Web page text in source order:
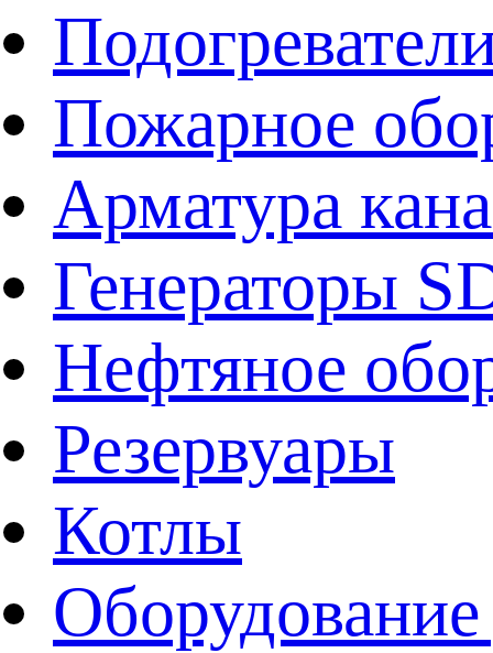
Пожарное
Арматура
Генераторы
Нефтяное
Резервуары
Котлы